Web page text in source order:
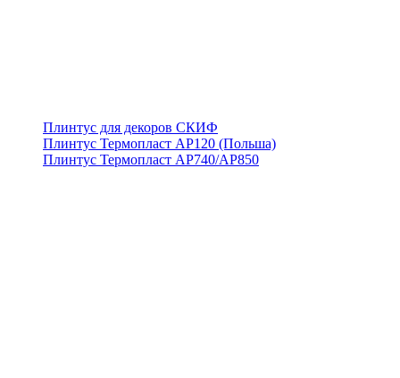
Плинтус для декоров СКИФ
Плинтус Термопласт АР120 (Польша)
Плинтус Термопласт АР740/АР850